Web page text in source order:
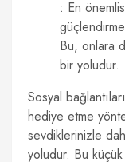
: En
Bu, onlara
bir yoludur.
Sosyal
hediye etme
sevdiklerinizle
yoludur. Bu